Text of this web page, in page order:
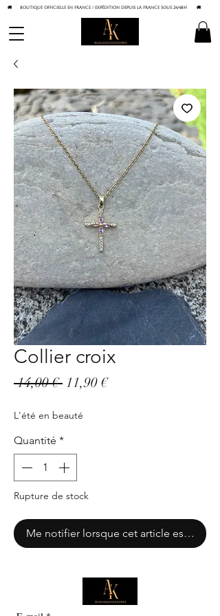
🚚 BOUTIQUE OFFICIELLE EN FRANCE / Expédition depuis la France sous 24/48h 🚚
Collier croix
14,00 € Prix
11,90 €Prix
L'été en beauté
Quantité *
Rupture de stock
Me notifier lorsque cet article est